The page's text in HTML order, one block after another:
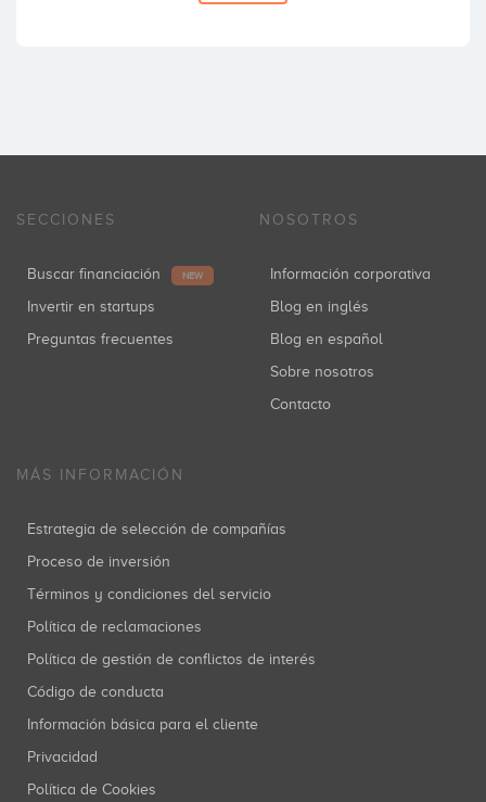
SECCIONES
Buscar financiación NEW
Invertir en startups
Preguntas frecuentes
NOSOTROS
Información corporativa
Blog en inglés
Blog en español
Sobre nosotros
Contacto
MÁS INFORMACIÓN
Estrategia de selección de compañías
Proceso de inversión
Términos y condiciones del servicio
Política de reclamaciones
Política de gestión de conflictos de interés
Código de conducta
Información básica para el cliente
Privacidad
Política de Cookies